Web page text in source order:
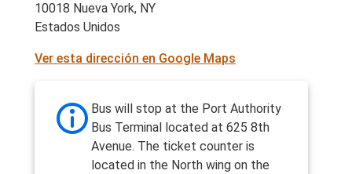
10018 Nueva York, NY
Estados Unidos
Ver esta dirección en Google Maps
Bus will stop at the Port Authority
Bus Terminal located at 625 8th
Avenue. The ticket counter is
located in the North wing on the